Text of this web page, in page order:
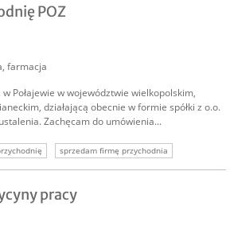
POZ
farmacja
Połajewie w województwie wielkopolskim,
działającą obecnie w formie spółki z o.o.
Zachęcam do umówienia...
sprzedam firmę przychodnia
firma usługi medyczne
pracy